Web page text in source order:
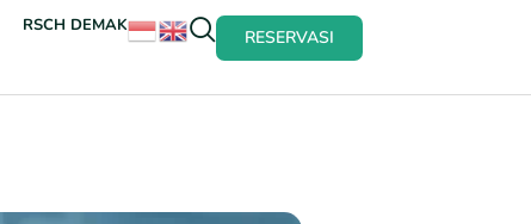
RSCH DEMAK
RESERVASI